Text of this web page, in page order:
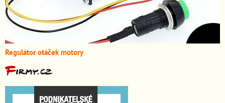
Regulátor otáček motory